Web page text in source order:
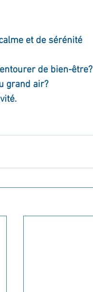
et de sérénité
de bien-être?
grand air?